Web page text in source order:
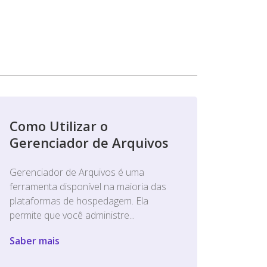
Como Utilizar o
Gerenciador de Arquivos
Gerenciador de Arquivos é uma
ferramenta disponível na maioria das
plataformas de hospedagem. Ela
permite que você administre...
Saber mais